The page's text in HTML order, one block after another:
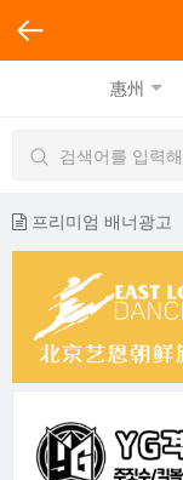
惠州
프리미엄 배너광고